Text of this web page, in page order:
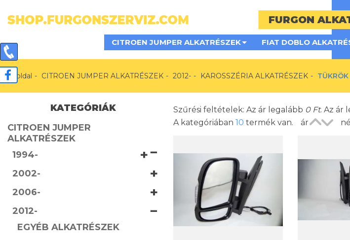
FURGON
CITROEN JUMPER ALKATRÉSZEK FIAT DOBLO
Főoldal CITROEN JUMPER ALKATRÉSZEK 2012- KAROSSZÉRIA ALKATRÉSZEK TÜKRÖK
KATEGÓRIÁK
CITROEN JUMPER
ALKATRÉSZEK
−
1994- +
2002- +
2006- +
2012- −
EGYÉB ALKATRÉSZEK
Szűrési feltételek: Az ár legalább 0Ft. Az ár
A kategóriában 10 termék van. ár